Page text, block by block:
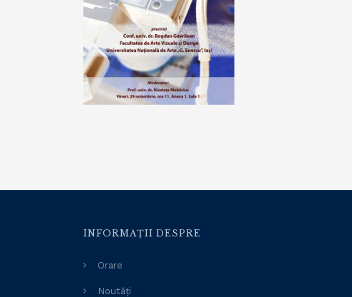
INFORMAȚII DESPRE
Orare
Noutăți